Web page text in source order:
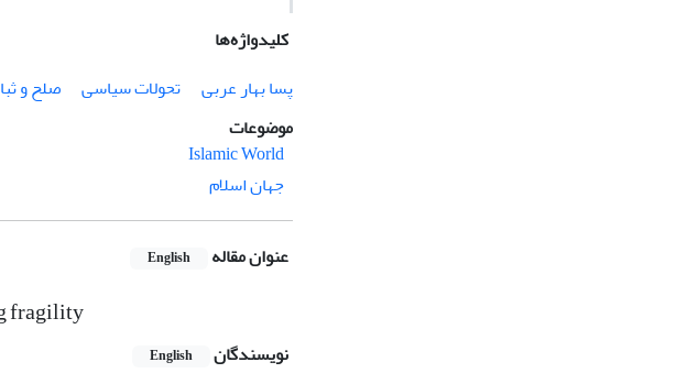
کلیدواژه‌ها
پسا بهار عربی
تحولات سیاسی صلح و
موضوعات
Islamic World
جهان اسلام
عنوان مقاله English
fragility
نویسندگان English